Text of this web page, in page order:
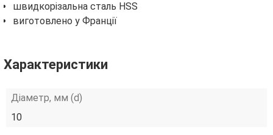
швидкорізальна сталь HSS
виготовлено у Франції
Характеристики
Діаметр, мм (d)
10